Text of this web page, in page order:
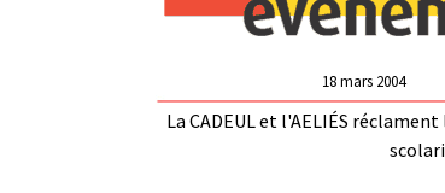
18 mars 2004
La CADEUL et l'AELIÉS